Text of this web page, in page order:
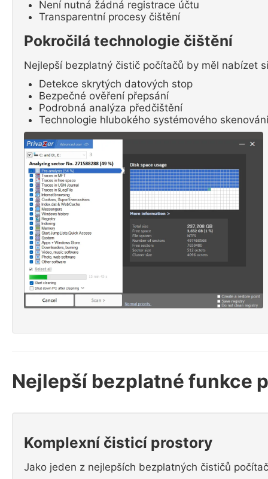
Není nutná žádná registrace účtu
Transparentní procesy čištění
Pokročilá technologie čištění
Nejlepší bezplatný čistič počítačů by měl nabízet
Detekce skrytých datových stop
Bezpečné ověření přepsání
Podrobná analýza předčištění
Technologie hlubokého systémového skenování
Nejlepší bezplatné funkce
Komplexní čisticí prostory
Jako jeden z nejlepších bezplatných čističů